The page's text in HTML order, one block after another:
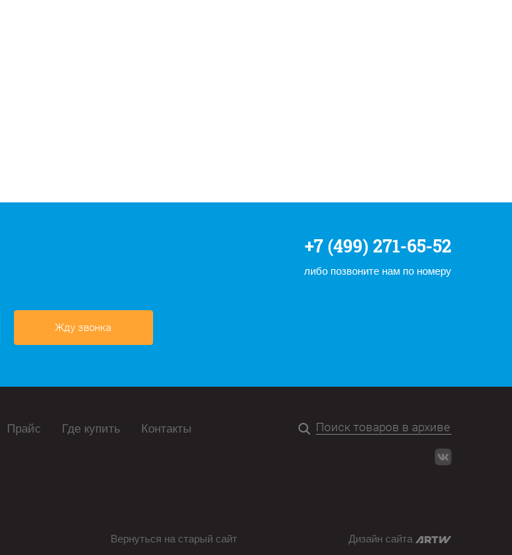
+7 (499) 271-65-52
либо позвоните нам по номеру
Жду звонка
Прайс Где купить Контакты
Вернуться на старый сайт Дизайн сайта